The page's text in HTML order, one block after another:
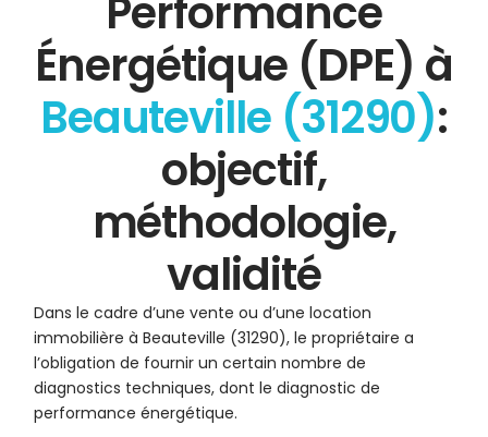
Performance
Énergétique (DPE) à
Beauteville (31290):
objectif,
méthodologie,
validité
Dans le cadre d’une vente ou d’une location
immobilière à Beauteville (31290), le propriétaire a
l’obligation de fournir un certain nombre de
diagnostics techniques, dont le diagnostic de
performance énergétique.